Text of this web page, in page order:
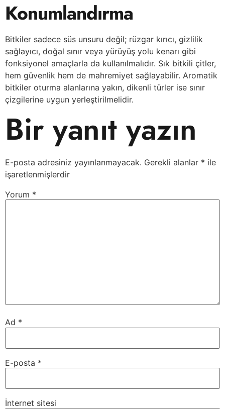
Konumlandırma
Bitkiler sadece süs unsuru değil; rüzgar kırıcı, gizlilik
sağlayıcı, doğal sınır veya yürüyüş yolu kenarı gibi
fonksiyonel amaçlarla da kullanılmalıdır. Sık bitkili çitler,
hem güvenlik hem de mahremiyet sağlayabilir. Aromatik
bitkiler oturma alanlarına yakın, dikenli türler ise sınır
çizgilerine uygun yerleştirilmelidir.
Bir yanıt yazın
E-posta adresiniz yayınlanmayacak. Gerekli alanlar * ile
işaretlenmişlerdir
Yorum *
Ad *
E-posta *
İnternet sitesi